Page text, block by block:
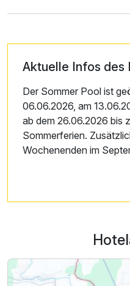
Aktuelle Infos des
Der Sommer Pool ist
06.06.2026, am
ab dem 26.06.2026 bis
Sommerferien.
Wochenenden im